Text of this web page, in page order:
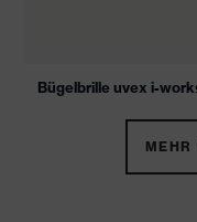
Bügelbrille uvex i-